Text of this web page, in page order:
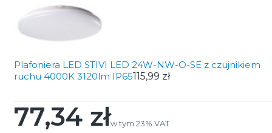
Plafoniera LED STIVI LED 24W-NW-O-SE z czujnikiem
ruchu 4000K 3120lm IP65115,99 zł
Cena
77,34 złw tym 23% VAT
w tym 23% VAT